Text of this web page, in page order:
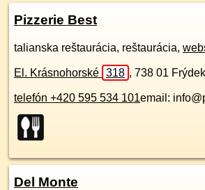
Pizzerie Best
talianska reštaurácia, reštaurácia,
El. Krásnohorské 318 , 738 01
telefón +420 595 534 101email:
Del Monte